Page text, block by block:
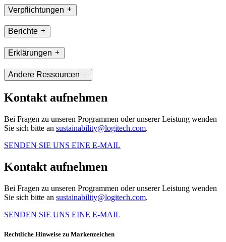
Verpflichtungen
Berichte
Erklärungen
Andere Ressourcen
Kontakt aufnehmen
Bei Fragen zu unseren Programmen oder unserer Leistung wenden
Sie sich bitte an sustainability@logitech.com.
SENDEN SIE UNS EINE E-MAIL
Kontakt aufnehmen
Bei Fragen zu unseren Programmen oder unserer Leistung wenden
Sie sich bitte an sustainability@logitech.com.
SENDEN SIE UNS EINE E-MAIL
Rechtliche Hinweise zu Markenzeichen